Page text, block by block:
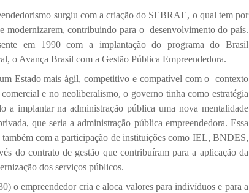
surgiu com a criação do SEBRAE, o qual tem por
modernizarem, contribuindo para o desenvolvimento do país.
em 1990 com a implantação do programa do Brasil
o Avança Brasil com a Gestão Pública Empreendedora.
Estado mais ágil, competitivo e compatível com o contexto
e no neoliberalismo, o governo tinha como estratégia
a implantar na administração pública uma nova mentalidade
que seria a administração pública empreendedora. Essa
com a participação de instituições como IEL, BNDES,
do contrato de gestão que contribuíram para a aplicação da
dos serviços públicos.
o empreendedor cria e aloca valores para indivíduos e para a